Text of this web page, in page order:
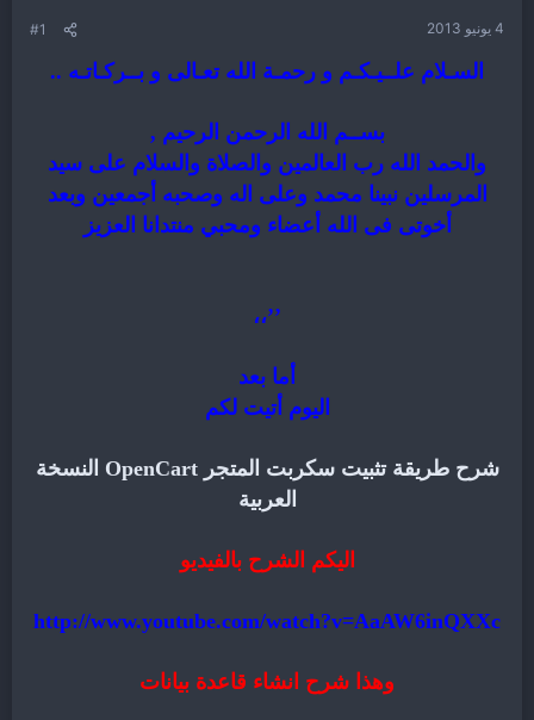
4 يونيو 2013 #1
السـلام علــيـكـم و رحمـة الله تعـالى و بــركـاتـه ..
بســم الله الرحمن الرحيم ,
والحمد الله رب العالمين والصلاة والسلام على سيد
المرسلين نبينا محمد وعلى اله وصحبه أجمعين وبعد
أخوتى فى الله أعضاء ومحبي منتدانا العزيز
’’،،
أما بعد
اليوم أتيت لكم
شرح طريقة تثبيت سكربت المتجرOpenCart النسخة
العربية
اليكم الشرح بالفيديو
http://www.youtube.com/watch?v=AaAW6inQXXc
وهذا شرح انشاء قاعدة بيانات